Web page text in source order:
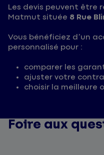
Les devis peuvent être
Matmut située 8 Rue
Vous bénéficiez d’un
personnalisé pour :
comparer les
ajuster votre
choisir la meilleure
Foire aux